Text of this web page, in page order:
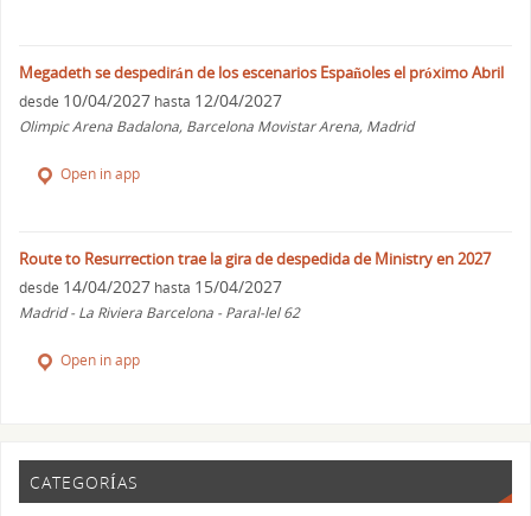
Megadeth se despedirán de los escenarios Españoles el próximo Abril
desde 10/04/2027 hasta 12/04/2027
Olimpic Arena Badalona, Barcelona Movistar Arena, Madrid
Open in app
Route to Resurrection trae la gira de despedida de Ministry en 2027
desde 14/04/2027 hasta 15/04/2027
Madrid - La Riviera Barcelona - Paral-lel 62
Open in app
CATEGORÍAS